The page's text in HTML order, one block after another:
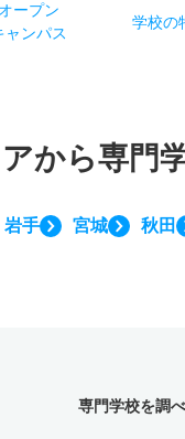
オープン
ャンパス
学校の
から専門
岩手 宮城 秋田
専門学校を調